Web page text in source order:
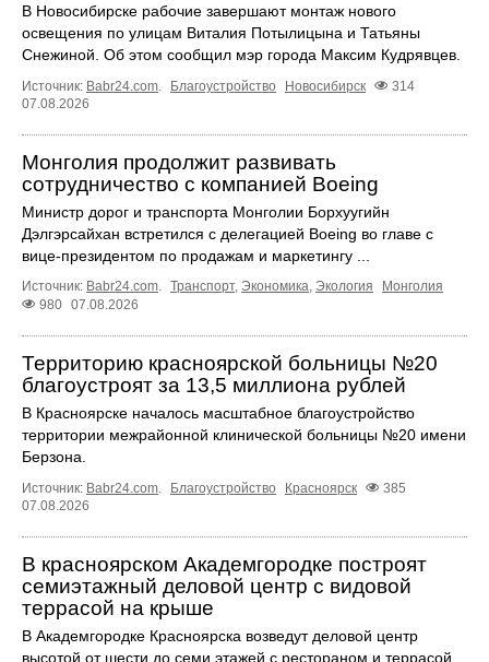
В Новосибирске рабочие завершают монтаж нового
освещения по улицам Виталия Потылицына и Татьяны
Снежиной. Об этом сообщил мэр города Максим Кудрявцев.
Источник: Babr24.com Благоустройство Новосибирск
314
07.08.2026
Монголия продолжит развивать
сотрудничество с компанией Boeing
Министр дорог и транспорта Монголии Борхуугийн
Дэлгэрсайхан встретился с делегацией Boeing во главе с
вице-президентом по продажам и маркетингу ...
Источник: Babr24.com Транспорт, Экономика Экология
Монголия
980 07.08.2026
Территорию красноярской больницы №20
благоустроят за 13,5 миллиона рублей
В Красноярске началось масштабное благоустройство
территории межрайонной клинической больницы №20 имени
Берзона.
Источник: Babr24.com. Благоустройство Красноярск
385
07.08.2026
В красноярском Академгородке построят
семиэтажный деловой центр с видовой
террасой на крыше
В Академгородке Красноярска возведут деловой центр
высотой от шести до семи этажей с рестораном и террасой,